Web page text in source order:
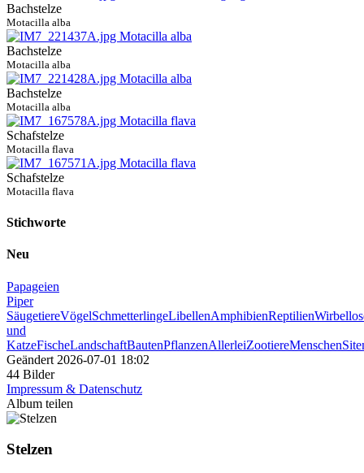
Bachstelze
Motacilla alba
Bachstelze
Motacilla alba
Bachstelze
Motacilla alba
Schafstelze
Motacilla flava
Schafstelze
Motacilla flava
Stichworte
Neu
Papageien
Piper
SäugetiereVögelSchmetterlingeLibellenAmphibienReptilien
und
KatzeFischeLandschaftBautenPflanzenAllerleiZootiereMenschen
Geändert 2026-07-01 18:02
44 Bilder
Impressum & Datenschutz
Album teilen
Stelzen